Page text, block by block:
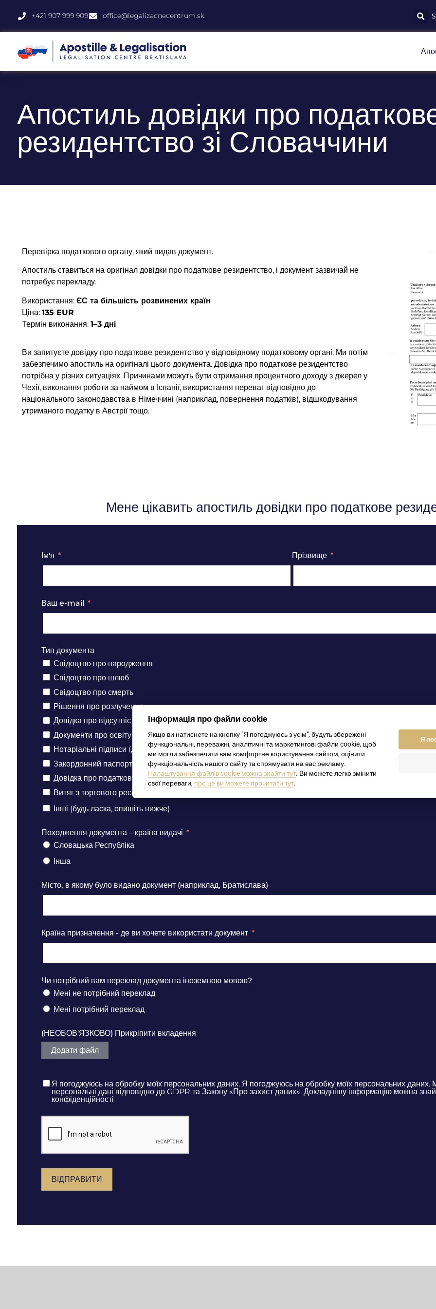
+421 907 999 909 office@legalizacnecentrum.sk
Апостиль довідки про
резидентство зі Словаччини
Перевірка податкового органу, який видав документ.
Апостиль ставиться на оригінал довідки про податкове резидентство, і документ зазвичай не
потребує перекладу.
Використання: ЄС та більшість розвинених країн
Ціна: 135 EUR
Термін виконання: 1–3 дні
Ви запитуєте довідку про податкове резидентство у відповідному податковому органі. Ми потім
забезпечимо апостиль на оригіналі цього документа. Довідка про податкове резидентство
потрібна у різних ситуаціях. Причинами можуть бути отримання процентного доходу з джерел у
Чехії, виконання роботи за наймом в Іспанії, використання переваг відповідно до
національного законодавства в Німеччині (наприклад, повернення податків), відшкодування
утриманого податку в Австрії тощо.
Мене цікавить апостиль довідки про податкове
Ім'я Прізвище
Ваш e-mail
Тип документа
Свідоцтво про народження
Свідоцтво про шлюб
Свідоцтво про смерть
Рішення про розлучення
Довідка про відсутність/наявність судимості
Документи про освіту (дипломи, додатки, свідоцтва) Витяг з торгового реєстру, ліцензія на торгівлю
Нотаріальні підписи (довіреності, афідевіти, договори) Закордонний паспорт / Внутрішній паспорт
Закордонний паспорт / Внутрішній паспорт
Довідка про податкову резиденцію
Витяг з торгового реєстру, ліцензія на торгівлю
Інші (будь ласка, опишіть нижче)
Походження документа – країна видачі
Словацька Республіка
Інша
Місто, в якому було видано документ (наприклад, Братислава)
Країна призначення - де ви хочете використати документ
Чи потрібний вам переклад документа іноземною мовою?
Мені не потрібний переклад
Мені потрібний переклад
(НЕОБОВ'ЯЗКОВО) Прикріпити вкладення
Додати файл
Я погоджуюсь на обробку моїх персональних даних. Я погоджуюсь на обробку моїх персональних даних.
персональні дані відповідно до GDPR та Закону «Про захист даних». Докладнішу інформацію можна
конфіденційності
ВІДПРАВИТИ
Інформація про файли cookie
Якщо ви натиснете на кнопку "Я погоджуюсь з усім", будуть збережені
функціональні, переважні, аналітичні та маркетингові файли cookie, щоб
ми могли забезпечити вам комфортне користування сайтом, оцінити
функціональність нашого сайту та спрямувати на вас рекламу.
Налаштування файлів cookie можна знайти тут. Ви можете легко змінити
свої переваги, про це ви можете прочитати тут.
Я